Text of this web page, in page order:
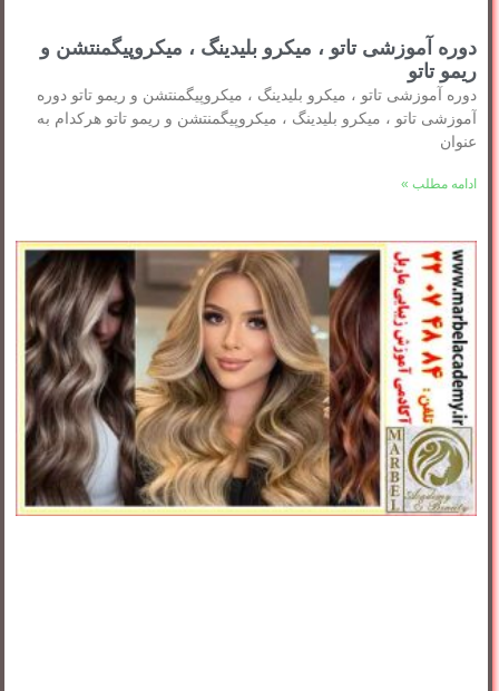
دوره آموزشی تاتو ، میکرو بلیدینگ ، میکروپیگمنتشن و
ریمو تاتو
دوره آموزشی تاتو ، میکرو بلیدینگ ، میکروپیگمنتشن و ریمو تاتو دوره
آموزشی تاتو ، میکرو بلیدینگ ، میکروپیگمنتشن و ریمو تاتو هرکدام به
عنوان
ادامه مطلب »